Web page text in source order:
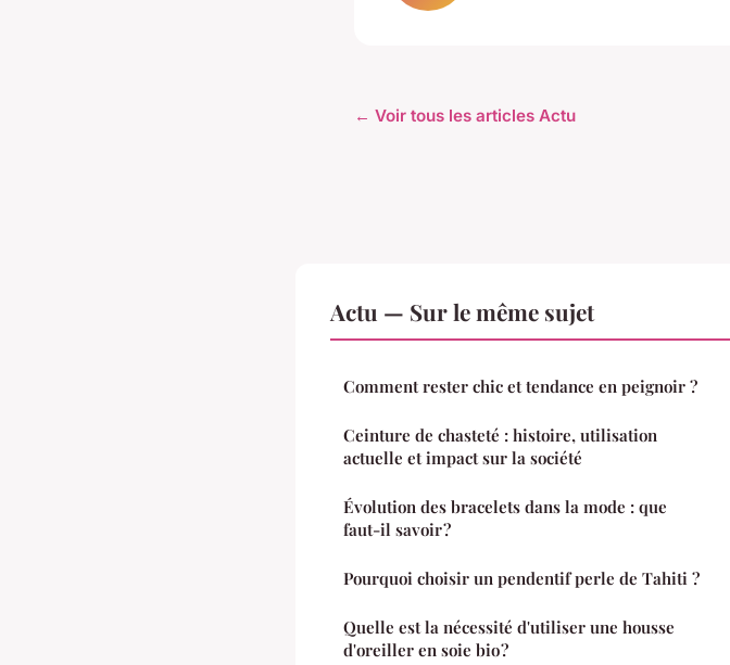
← Voir tous les articles Actu
Actu — Sur le même sujet
Comment rester chic et tendance en peignoir ?
Ceinture de chasteté : histoire, utilisation
actuelle et impact sur la société
Évolution des bracelets dans la mode : que
faut-il savoir ?
Pourquoi choisir un pendentif perle de Tahiti ?
Quelle est la nécessité d'utiliser une housse
d'oreiller en soie bio ?